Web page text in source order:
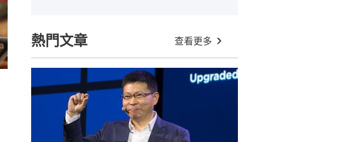
熱門文章 查看更多